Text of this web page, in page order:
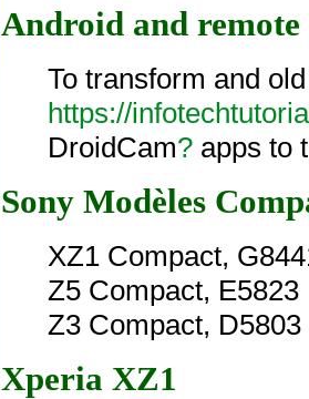
Android and
To transform and
https://
DroidCam? apps to
Sony Modèles
XZ1 Compact,
Z5 Compact, E5823
Z3 Compact, D5803
Xperia XZ1